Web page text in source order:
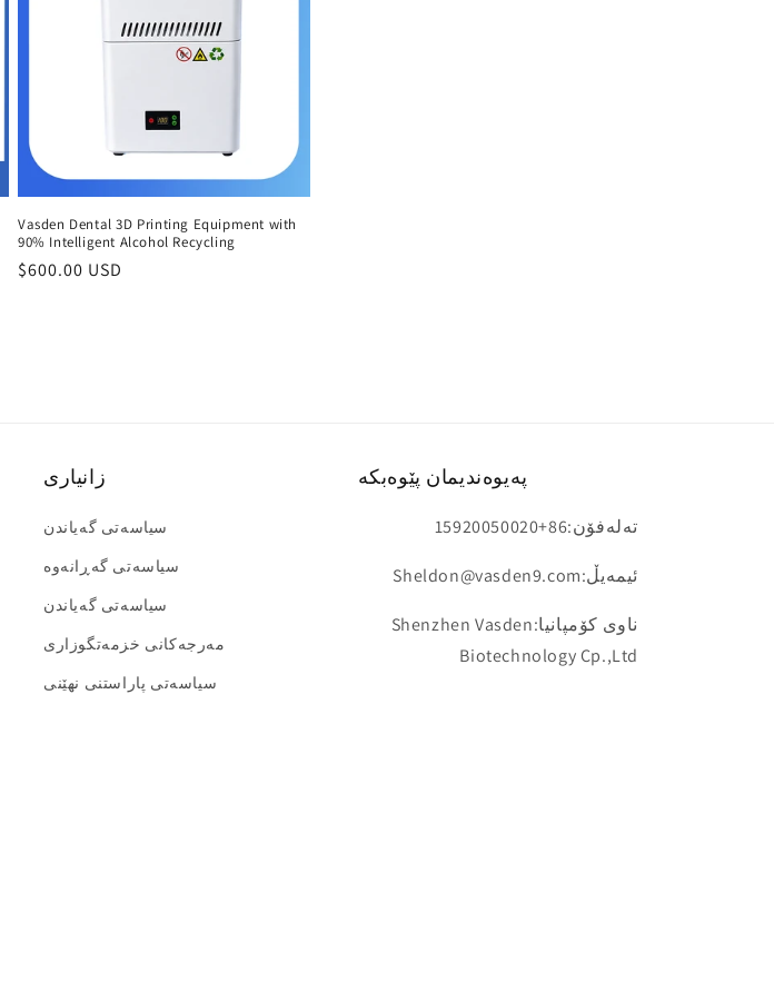
Vasden Dental 3D Printing Equipment with
90% Intelligent Alcohol Recycling
Regular
$600.00 USD
زانیاری
سیاسەتی گەیاندن
سیاسەتی گەڕانەوە
سیاسەتی گەیاندن
مه‌رجه‌کانی خزمه‌تگوزاری
سیاسەتی پاراستنی نهێنی
پەیوەندیمان پێوەبکە
تەلەفۆن:86+15920050020
ئیمەیڵ:Sheldon@vasden9.com
ناوی کۆمپانیا:Shenzhen Vasden
Biotechnology Cp.,Ltd